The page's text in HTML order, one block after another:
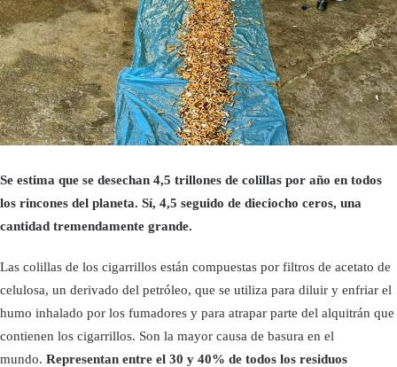
Se estima que se desechan 4,5 trillones de colillas por año en todos
los rincones del planeta. Sí, 4,5 seguido de dieciocho ceros, una
cantidad tremendamente grande.
Las colillas de los cigarrillos están compuestas por filtros de acetato de
celulosa, un derivado del petróleo, que se utiliza para diluir y enfriar el
humo inhalado por los fumadores y para atrapar parte del alquitrán que
contienen los cigarrillos. Son la mayor causa de basura en el
mundo. Representan entre el 30 y 40% de todos los residuos